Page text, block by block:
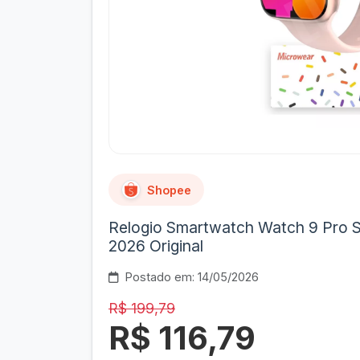
Shopee
Relogio Smartwatch Watch 9 Pro
2026 Original
Postado em: 14/05/2026
R$ 199,79
R$ 116,79